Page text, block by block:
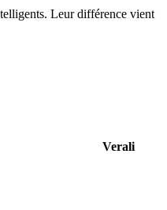
Leur différence vient
Verali